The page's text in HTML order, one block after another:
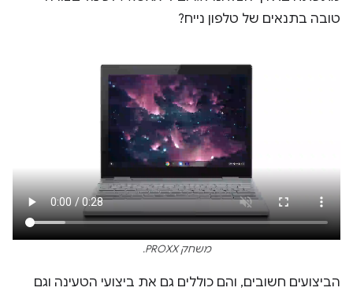
טובה בתנאים של טלפון נייח?
משחק PROXX.
הביצועים חשובים, והם כוללים גם את ביצועי הטעינה וגם